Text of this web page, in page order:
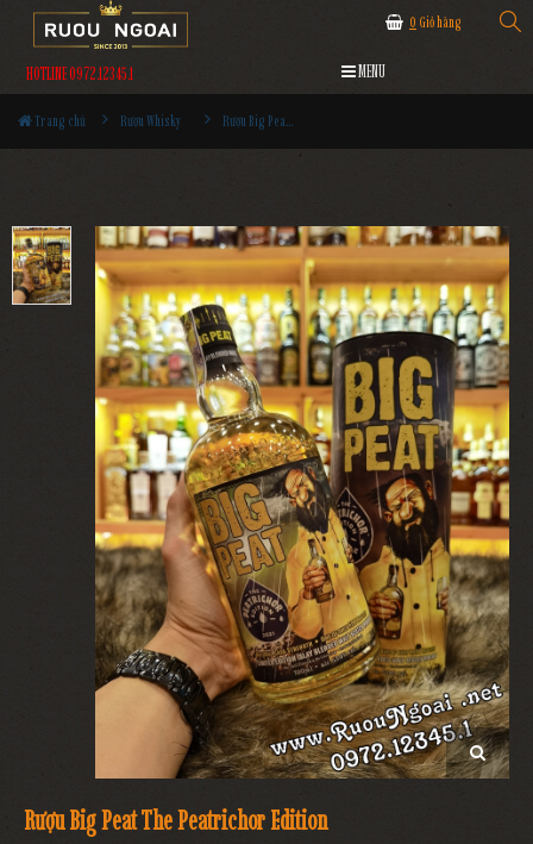
0 Giỏ hàng
HOTLINE 0972.12345.1 MENU
Trang chủ Rượu Whisky Rượu Big Peat The Peatrichor Edition
Rượu Big Peat The Peatrichor Edition